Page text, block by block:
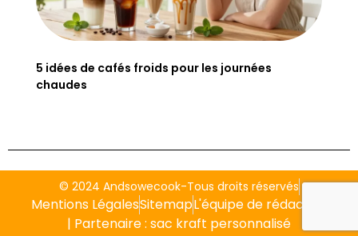
5 idées de cafés froids pour les journées
chaudes
© 2024 Andsowecook-Tous droits réservés
Mentions LégalesSitemapL'équipe de rédaction
| Partenaire : sac kraft personnalisé